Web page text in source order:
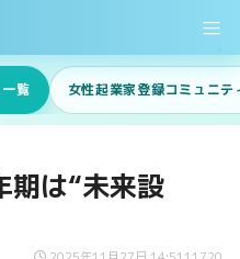
覧 女性起業家登録コミュニテ
期は“未来設